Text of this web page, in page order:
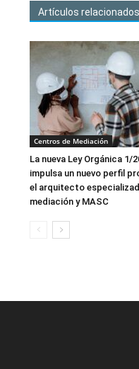
Artículos relacionados
Centros de Mediación
La nueva Ley Orgánica 1/
impulsa un nuevo perfil
el arquitecto
mediación y MASC